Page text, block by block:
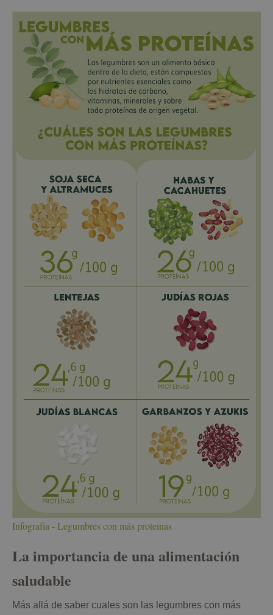
Infografía - Legumbres con más proteinas
La importancia de una alimentación
saludable
Más allá de saber cuales son las legumbres con más